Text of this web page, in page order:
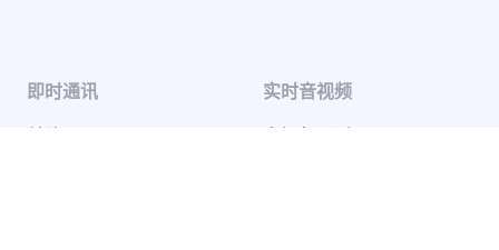
即时通讯
单聊
实时音视频
音视频通话